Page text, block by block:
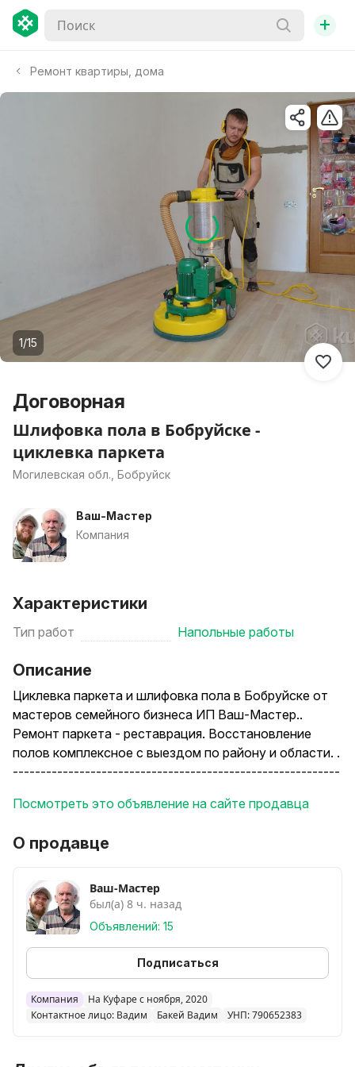
+
Ремонт квартиры, дома
1/15
Договорная
Шлифовка пола в Бобруйске -
циклевка паркета
Могилевская обл., Бобруйск
Ваш-Мастер
Компания
Характеристики
Тип работ Напольные работы
Описание
Циклевка паркета и шлифовка пола в Бобруйске от
мастеров семейного бизнеса ИП Ваш-Мастер..
Ремонт паркета - реставрация. Восстановление
полов комплексное с выездом по району и области. .
-----------------------------------------------------------
С Вас доверие, хорошие отзывы и рекомендации, с
порядочность .
--------------
Новейшее немецкое оборудованием Lagler всех
типов.
Экологичные паркетные лаки премиального сегмента
Bona (Швеция), Arboritec (Швеция), Chimiver (Италия)
и Oli-lacke (Германия). Все лаки в наличии. Доставка.
Благодаря использованию немецких машин Lagler
всех типов шлифовки пола : Hummel, TRIO, flip,
Посмотреть это объявление на сайте продавца
О продавце
Ваш-Мастер
был(а) 8 ч. назад
Объявлений: 15
Подписаться
Компания
На Куфаре с ноября, 2020
Контактное лицо: Вадим
Бакей Вадим УНП: 790652383